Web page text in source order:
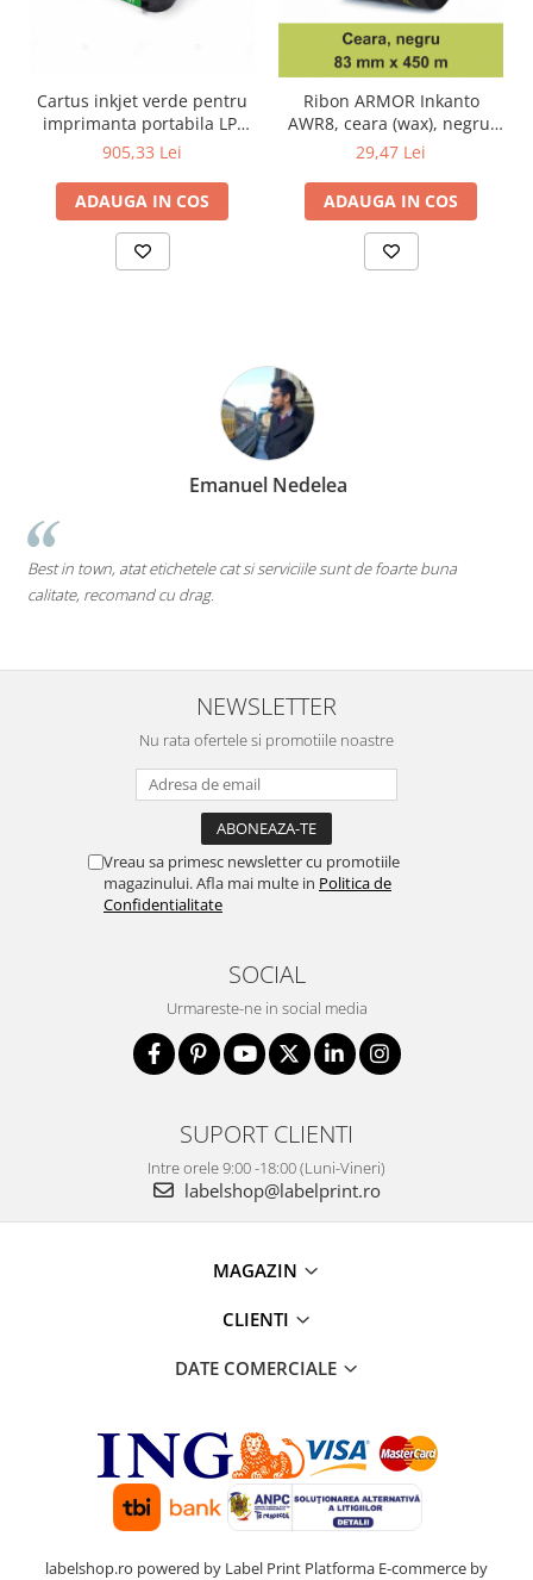
Cartus inkjet verde pentru
imprimanta portabila LP-
H20
905,33 Lei
ADAUGA IN COS
Ribon ARMOR Inkanto
AWR8, ceara (wax), negru,
83mmX450M, OUT
29,47 Lei
ADAUGA IN COS
Emanuel Nedelea
Best in town, atat etichetele cat si serviciile sunt de foarte buna
calitate, recomand cu drag.
NEWSLETTER
Nu rata ofertele si promotiile noastre
Vreau sa primesc newsletter cu promotiile
magazinului. Afla mai multe in Politica de
Confidentialitate
SOCIAL
Urmareste-ne in social media
SUPORT CLIENTI
Intre orele 9:00 -18:00 (Luni-Vineri)
labelshop@labelprint.ro
MAGAZIN
CLIENTI
DATE COMERCIALE
labelshop.ro powered by Label Print Platforma E-commerce by